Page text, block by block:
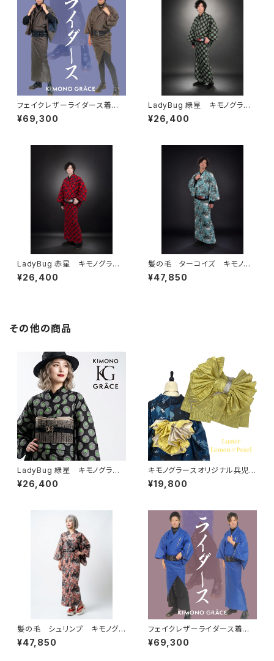
フェイクレザーライダース着物N
eo moca メンズ
¥69,300
LadyBug 緑星 キモノグラー
ス×ローブジャポニカコラボ浴
衣 メンズ 綿100％
¥26,400
LadyBug 赤星 キモノグラー
ス×ローブジャポニカコラボ浴
衣 メンズ 綿100％
¥26,400
髪の毛 ターコイズ キモノグ
ラース×ローブジャポニカコラボ
浴衣 メンズ 麻100％
¥47,850
その他の商品
LadyBug 緑星 キモノグラー
ス×ローブジャポニカコラボ浴
衣 レディース 綿100％
¥26,400
キモノグラースオリジナル兵児
帯 Luster（ラスター）レモン×
パール ポリエステル100％
¥19,800
髪の毛 シュリンプ キモノグラ
ース×ローブジャポニカコラボ
浴衣 レディース 麻100％
¥47,850
フェイクレザーライダース着物N
eo KBlue メンズ
¥69,300